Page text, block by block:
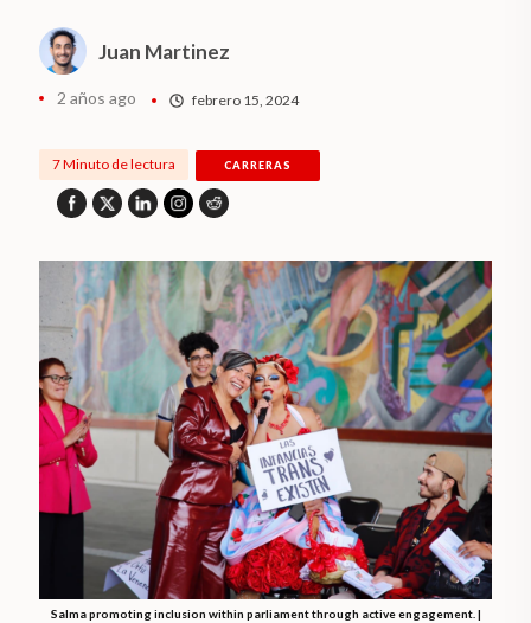
Juan Martinez
2 años ago febrero 15, 2024
7 Minuto de lectura CARRERAS
Salma promoting inclusion within parliament through active engagement. |